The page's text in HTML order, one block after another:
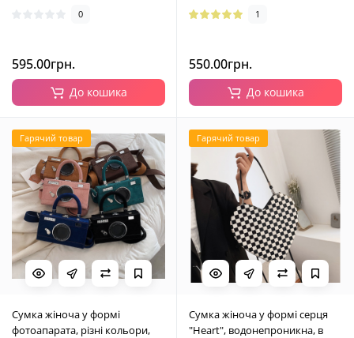
0
595.00грн.
До кошика
1
550.00грн.
До кошика
Гарячий товар
Сумка жіноча у формі
фотоапарата, різні кольори,
Гарячий товар
Сумка жіноча у формі серця
"Heart", водонепроникна, в